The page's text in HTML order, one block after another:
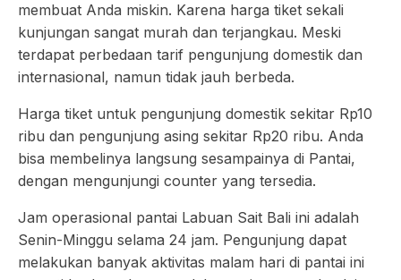
membuat Anda miskin. Karena harga tiket sekali
kunjungan sangat murah dan terjangkau. Meski
terdapat perbedaan tarif pengunjung domestik dan
internasional, namun tidak jauh berbeda.
Harga tiket untuk pengunjung domestik sekitar Rp10
ribu dan pengunjung asing sekitar Rp20 ribu. Anda
bisa membelinya langsung sesampainya di Pantai,
dengan mengunjungi counter yang tersedia.
Jam operasional pantai Labuan Sait Bali ini adalah
Senin-Minggu selama 24 jam. Pengunjung dapat
melakukan banyak aktivitas malam hari di pantai ini